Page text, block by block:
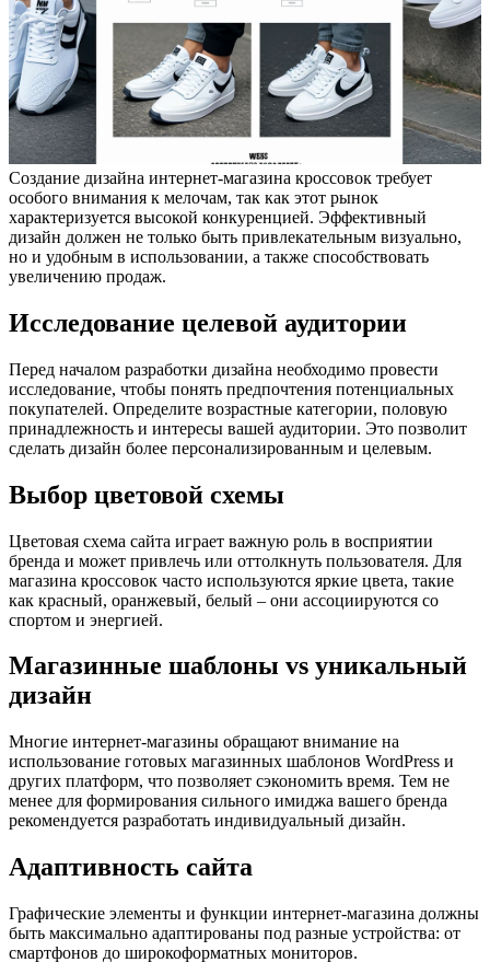
Создание дизайна интернет-магазина кроссовок требует
особого внимания к мелочам, так как этот рынок
характеризуется высокой конкуренцией. Эффективный
дизайн должен не только быть привлекательным визуально,
но и удобным в использовании, а также способствовать
увеличению продаж.
Исследование целевой аудитории
Перед началом разработки дизайна необходимо провести
исследование, чтобы понять предпочтения потенциальных
покупателей. Определите возрастные категории, половую
принадлежность и интересы вашей аудитории. Это позволит
сделать дизайн более персонализированным и целевым.
Выбор цветовой схемы
Цветовая схема сайта играет важную роль в восприятии
бренда и может привлечь или оттолкнуть пользователя. Для
магазина кроссовок часто используются яркие цвета, такие
как красный, оранжевый, белый – они ассоциируются со
спортом и энергией.
Магазинные шаблоны vs уникальный
дизайн
Многие интернет-магазины обращают внимание на
использование готовых магазинных шаблонов WordPress и
других платформ, что позволяет сэкономить время. Тем не
менее для формирования сильного имиджа вашего бренда
рекомендуется разработать индивидуальный дизайн.
Адаптивность сайта
Графические элементы и функции интернет-магазина должны
быть максимально адаптированы под разные устройства: от
смартфонов до широкоформатных мониторов.